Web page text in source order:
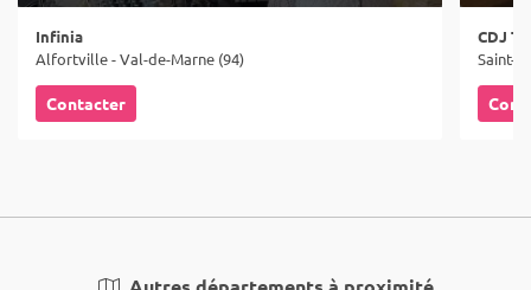
Infinia
Alfortville - Val-de-Marne (94)
Contacter
CDJ
Saint-